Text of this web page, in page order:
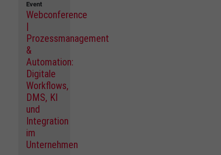
Event
Webconference
|
Prozessmanagement
&
Automation:
Digitale
Workflows,
DMS, KI
und
Integration
im
Unternehmen